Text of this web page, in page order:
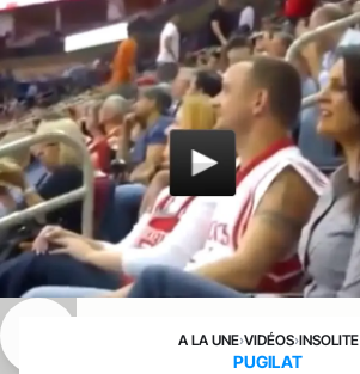
A LA UNE›VIDÉOS›INSOLITE
PUGILAT